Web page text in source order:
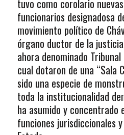
tuvo como corolario
funcionarios designadosa
movimiento político de
órgano ductor de la
ahora denominado
cual dotaron de una “Sala
sido una especie de
toda la institucionalidad
ha asumido y concentrado
funciones jurisdiccionales